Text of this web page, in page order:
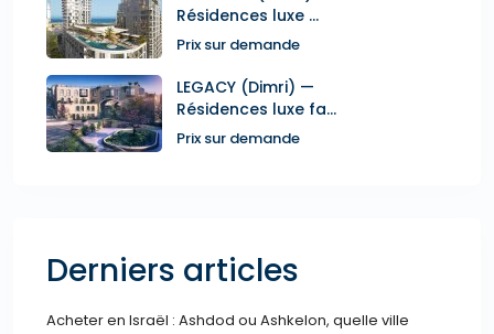
Résidences luxe ...
Prix sur demande
LEGACY (Dimri) —
Résidences luxe fa...
Prix sur demande
Derniers articles
Acheter en Israël : Ashdod ou Ashkelon, quelle ville